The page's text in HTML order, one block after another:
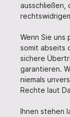
ausschließen,
Wenn Sie uns
somit abseits
sichere
garantieren.
niemals
Rechte laut
Ihnen stehen